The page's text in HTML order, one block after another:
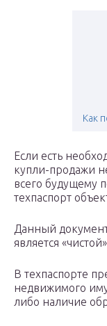
Как
Если есть
купли-продажи
всего будущему
техпаспорт
Данный
является
В техпаспорте
недвижимого
либо наличие